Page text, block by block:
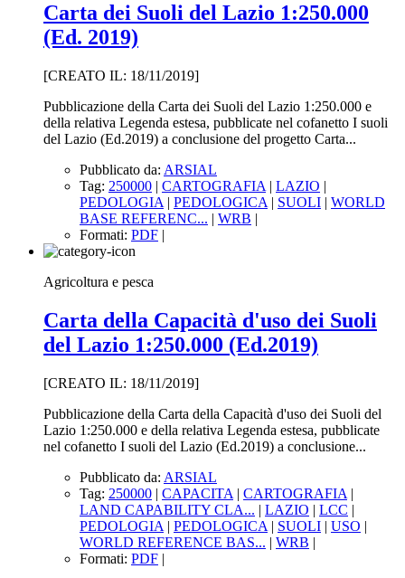
Carta dei Suoli del Lazio 1:250.000
(Ed. 2019)
[CREATO IL: 18/11/2019]
Pubblicazione della Carta dei Suoli del Lazio 1:250.000 e
della relativa Legenda estesa, pubblicate nel cofanetto I suoli
del Lazio (Ed.2019) a conclusione del progetto Carta...
Pubblicato da: ARSIAL
Tag: 250000 | CARTOGRAFIA | LAZIO |
PEDOLOGIA | PEDOLOGICA | SUOLI | WORLD
BASE REFERENC... | WRB |
Formati: PDF |
Agricoltura e pesca
Carta della Capacità d'uso dei Suoli
del Lazio 1:250.000 (Ed.2019)
[CREATO IL: 18/11/2019]
Pubblicazione della Carta della Capacità d'uso dei Suoli del
Lazio 1:250.000 e della relativa Legenda estesa, pubblicate
nel cofanetto I suoli del Lazio (Ed.2019) a conclusione...
Pubblicato da: ARSIAL
Tag: 250000 | CAPACITA | CARTOGRAFIA |
LAND CAPABILITY CLA... | LAZIO | LCC |
PEDOLOGIA | PEDOLOGICA | SUOLI | USO |
WORLD REFERENCE BAS... | WRB |
Formati: PDF |